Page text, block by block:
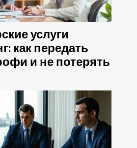
услуги
как передать
и не потерять